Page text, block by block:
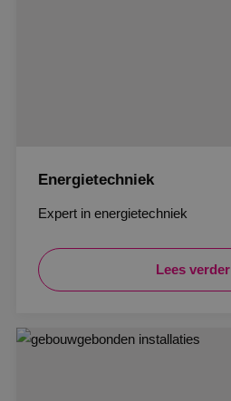
Energietechniek
Expert in energietechniek
Lees verder